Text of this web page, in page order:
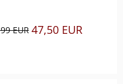
EUR 47,50 EUR